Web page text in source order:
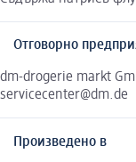
Отговорно
dm-drogerie markt
servicecenter@dm.de
Произведено в